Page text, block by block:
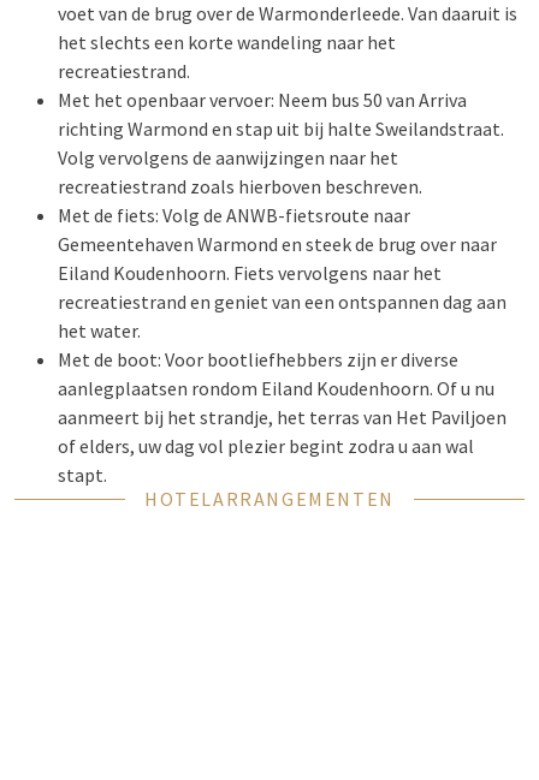
voet van de brug over de Warmonderleede. Van daaruit is
het slechts een korte wandeling naar het
recreatiestrand.
Met het openbaar vervoer: Neem bus 50 van Arriva
richting Warmond en stap uit bij halte Sweilandstraat.
Volg vervolgens de aanwijzingen naar het
recreatiestrand zoals hierboven beschreven.
Met de fiets: Volg de ANWB-fietsroute naar
Gemeentehaven Warmond en steek de brug over naar
Eiland Koudenhoorn. Fiets vervolgens naar het
recreatiestrand en geniet van een ontspannen dag aan
het water.
Met de boot: Voor bootliefhebbers zijn er diverse
aanlegplaatsen rondom Eiland Koudenhoorn. Of u nu
aanmeert bij het strandje, het terras van Het Paviljoen
of elders, uw dag vol plezier begint zodra u aan wal
stapt.
HOTELARRANGEMENTEN